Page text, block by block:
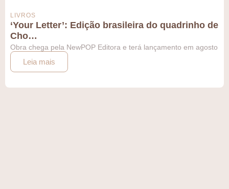
LIVROS
‘Your Letter’: Edição brasileira do quadrinho de
Cho…
Obra chega pela NewPOP Editora e terá lançamento em agosto
Leia mais